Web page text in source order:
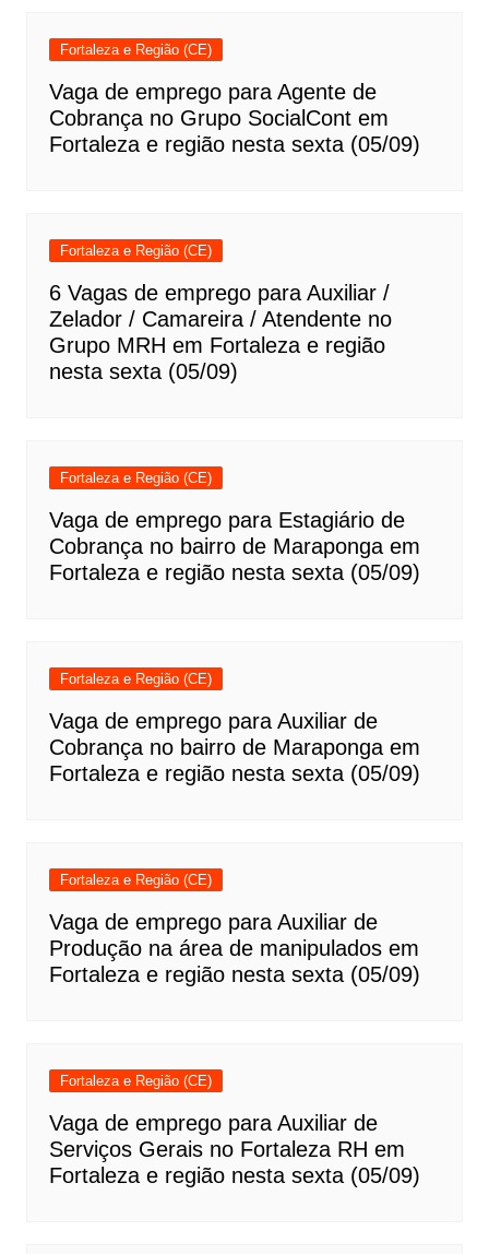
Fortaleza e Região (CE)
Vaga de emprego para Agente de
Cobrança no Grupo SocialCont em
Fortaleza e região nesta sexta (05/09)
Fortaleza e Região (CE)
6 Vagas de emprego para Auxiliar /
Zelador / Camareira / Atendente no
Grupo MRH em Fortaleza e região
nesta sexta (05/09)
Fortaleza e Região (CE)
Vaga de emprego para Estagiário de
Cobrança no bairro de Maraponga em
Fortaleza e região nesta sexta (05/09)
Fortaleza e Região (CE)
Vaga de emprego para Auxiliar de
Cobrança no bairro de Maraponga em
Fortaleza e região nesta sexta (05/09)
Fortaleza e Região (CE)
Vaga de emprego para Auxiliar de
Produção na área de manipulados em
Fortaleza e região nesta sexta (05/09)
Fortaleza e Região (CE)
Vaga de emprego para Auxiliar de
Serviços Gerais no Fortaleza RH em
Fortaleza e região nesta sexta (05/09)